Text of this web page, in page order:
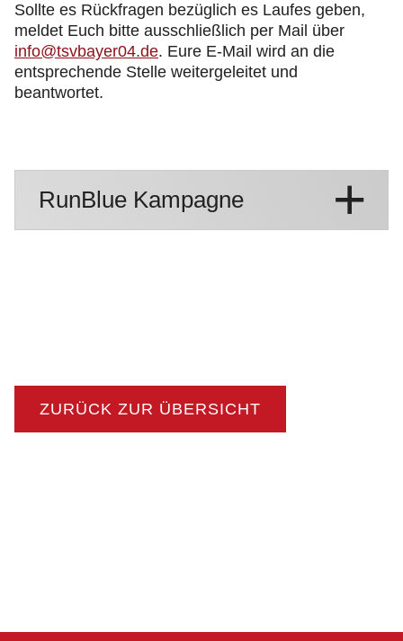
Sollte es Rückfragen bezüglich es Laufes geben,
meldet Euch bitte ausschließlich per Mail über
info@tsvbayer04.de. Eure E-Mail wird an die
entsprechende Stelle weitergeleitet und
beantwortet.
RunBlue Kampagne
ZURÜCK ZUR ÜBERSICHT